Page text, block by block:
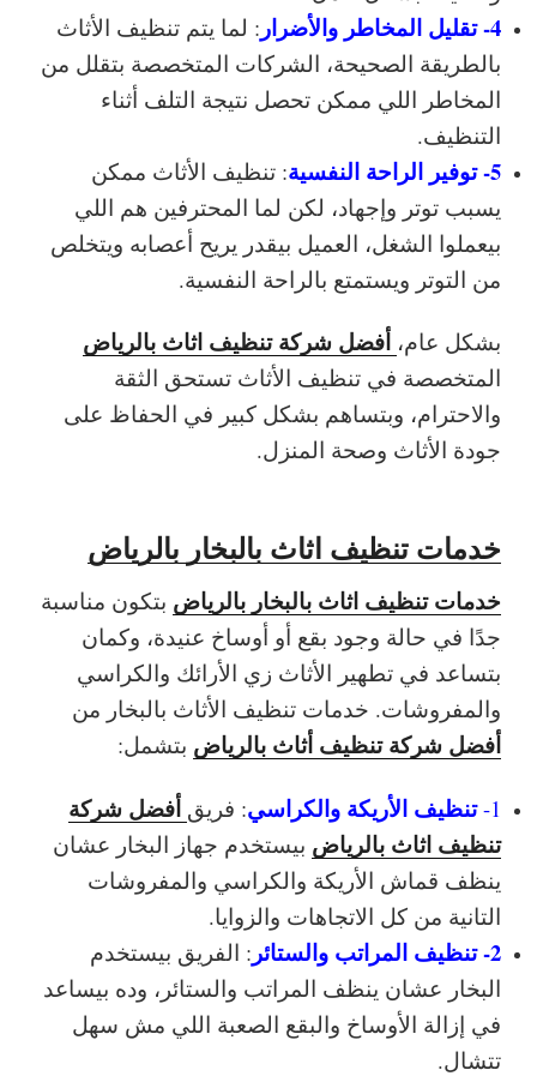
4- تقليل المخاطر والأضرار
: لما يتم تنظيف الأثاث
بالطريقة الصحيحة، الشركات المتخصصة بتقلل من
المخاطر اللي ممكن تحصل نتيجة التلف أثناء
التنظيف.
5- توفير الراحة النفسية
: تنظيف الأثاث ممكن
يسبب توتر وإجهاد، لكن لما المحترفين هم اللي
بيعملوا الشغل، العميل بيقدر يريح أعصابه ويتخلص
من التوتر ويستمتع بالراحة النفسية.
بشكل عام، أفضل شركة تنظيف اثاث بالرياض
المتخصصة في تنظيف الأثاث تستحق الثقة
والاحترام، وبتساهم بشكل كبير في الحفاظ على
جودة الأثاث وصحة المنزل.
خدمات تنظيف اثاث بالبخار بالرياض
خدمات تنظيف اثاث بالبخار بالرياض بتكون مناسبة
جدًا في حالة وجود بقع أو أوساخ عنيدة، وكمان
بتساعد في تطهير الأثاث زي الأرائك والكراسي
والمفروشات. خدمات تنظيف الأثاث بالبخار من
أفضل شركة تنظيف أثاث بالرياض بتشمل:
1- تنظيف الأريكة والكراسي: فريق أفضل شركة
تنظيف اثاث بالرياض بيستخدم جهاز البخار عشان
ينظف قماش الأريكة والكراسي والمفروشات
التانية من كل الاتجاهات والزوايا.
2- تنظيف المراتب والستائر
: الفريق بيستخدم
البخار عشان ينظف المراتب والستائر، وده بيساعد
في إزالة الأوساخ والبقع الصعبة اللي مش سهل
تتشال.